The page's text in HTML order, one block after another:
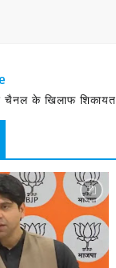
चैनल के खिलाफ शिकायत